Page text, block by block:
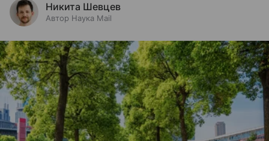
Никита Шевцев
Автор Наука Mail